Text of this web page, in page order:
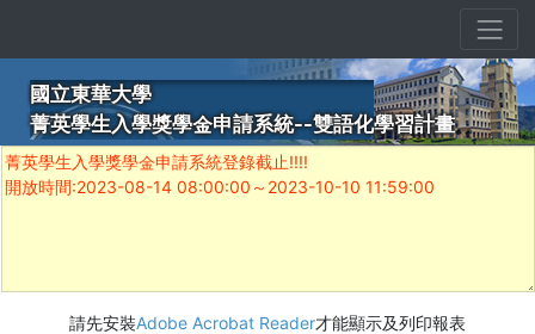
國立東華大學
菁英學生入學獎學金申請系統--雙語化學習計畫
請先安裝Adobe Acrobat Reader才能顯示及列印報表